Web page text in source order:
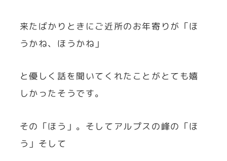
来たばかりときにご近所のお年寄りが「ほ
うかね、ほうかね」
と優しく話を聞いてくれたことがとても嬉
しかったそうです。
その「ほう」。そしてアルプスの峰の「ほ
う」そして